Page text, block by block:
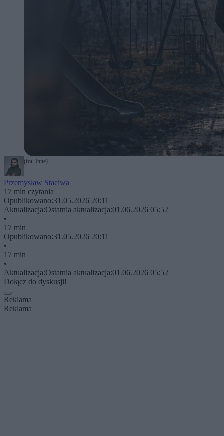
(fot. Inne)
Przemysław Staciwa
17 min czytania
Opublikowano:31.05.2026 20:11
Aktualizacja:Ostatnia aktualizacja:01.06.2026 05:52
•
17 min
Opublikowano:31.05.2026 20:11
•
17 min
•
Aktualizacja:Ostatnia aktualizacja:01.06.2026 05:52
Dołącz do dyskusji!
Reklama
Reklama